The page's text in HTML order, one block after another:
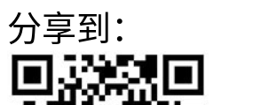
分享到：